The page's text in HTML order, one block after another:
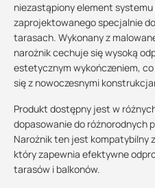
niezastąpiony element systemu
zaprojektowanego specjalnie
tarasach. Wykonany z
narożnik cechuje się wysoką
estetycznym wykończeniem,
się z nowoczesnymi
Produkt dostępny jest w
dopasowanie do
Narożnik ten jest kompatybilny
który zapewnia efektywne
tarasów i balkonów.